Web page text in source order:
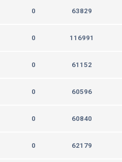
0 63829
0 116991
0 61152
0 60596
0 60840
0 62179